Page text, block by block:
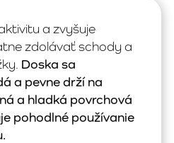
a zvyšuje
zdolávať schody a
Doska sa
a pevne drží na
a hladká povrchová
pohodlné používanie